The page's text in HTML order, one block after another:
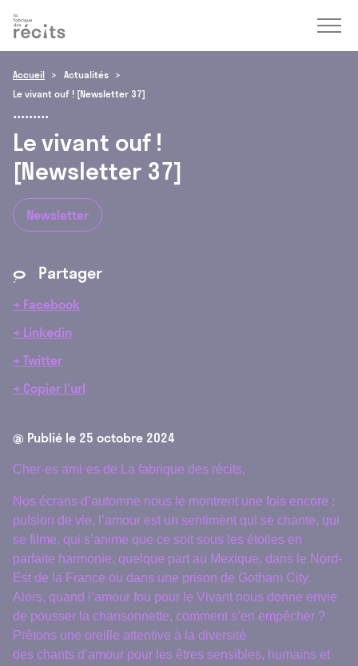
Accueil
Actualités
Le vivant ouf ! [Newsletter 37]
Le vivant ouf !
[Newsletter 37]
Newsletter
* Partager
→ Facebook
→ Linkedin
→ Twitter
→ Copier l'url
@ Publié le 25 octobre 2024
Cher·es ami·es de La fabrique des récits,
Nos écrans d’automne nous le montrent une fois encore :
pulsion de vie, l’amour est un sentiment qui se chante, qui
se filme, qui s’anime que ce soit sous les étoiles en
parfaite harmonie, quelque part au Mexique, dans le Nord-
Est de la France ou dans une prison de Gotham City.
Alors, quand l’amour fou pour le Vivant nous donne envie
de pousser la chansonnette, comment s’en empêcher ?
Prêtons une oreille attentive à la diversité
des chants d’amour pour les êtres sensibles, humains et